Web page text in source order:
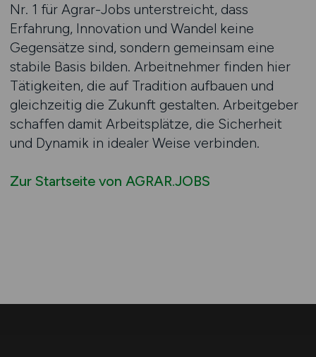
Nr. 1 für Agrar-Jobs unterstreicht, dass
Erfahrung, Innovation und Wandel keine
Gegensätze sind, sondern gemeinsam eine
stabile Basis bilden. Arbeitnehmer finden hier
Tätigkeiten, die auf Tradition aufbauen und
gleichzeitig die Zukunft gestalten. Arbeitgeber
schaffen damit Arbeitsplätze, die Sicherheit
und Dynamik in idealer Weise verbinden.
Zur Startseite von AGRAR.JOBS